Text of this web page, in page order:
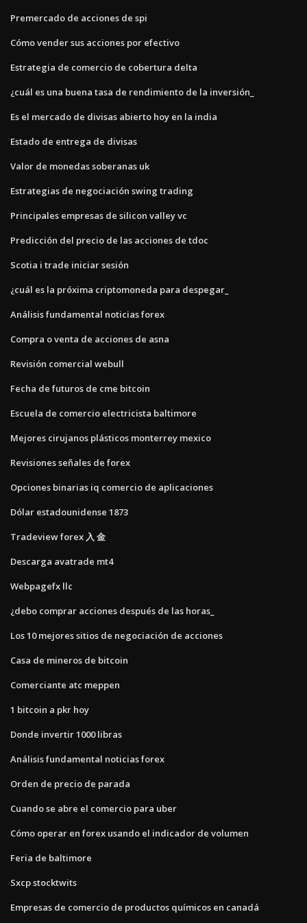
Premercado de acciones de spi
Cómo vender sus acciones por efectivo
Estrategia de comercio de cobertura delta
¿cuál es una buena tasa de rendimiento de la inversión_
Es el mercado de divisas abierto hoy en la india
Estado de entrega de divisas
Valor de monedas soberanas uk
Estrategias de negociación swing trading
Principales empresas de silicon valley vc
Predicción del precio de las acciones de tdoc
Scotia i trade iniciar sesión
¿cuál es la próxima criptomoneda para despegar_
Análisis fundamental noticias forex
Compra o venta de acciones de asna
Revisión comercial webull
Fecha de futuros de cme bitcoin
Escuela de comercio electricista baltimore
Mejores cirujanos plásticos monterrey mexico
Revisiones señales de forex
Opciones binarias iq comercio de aplicaciones
Dólar estadounidense 1873
Tradeview forex 入 金
Descarga avatrade mt4
Webpagefx llc
¿debo comprar acciones después de las horas_
Los 10 mejores sitios de negociación de acciones
Casa de mineros de bitcoin
Comerciante atc meppen
1 bitcoin a pkr hoy
Donde invertir 1000 libras
Análisis fundamental noticias forex
Orden de precio de parada
Cuando se abre el comercio para uber
Cómo operar en forex usando el indicador de volumen
Feria de baltimore
Sxcp stocktwits
Empresas de comercio de productos químicos en canadá